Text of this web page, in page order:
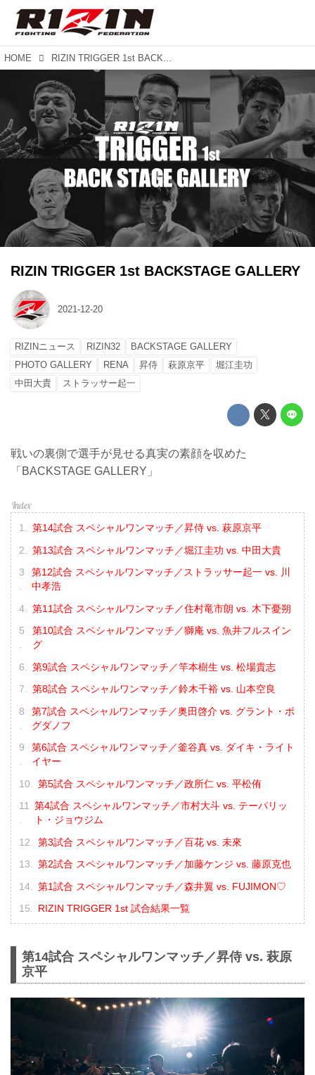
HOME RIZIN TRIGGER 1st BACKSTAGE GALLERY
RIZIN TRIGGER 1st BACKSTAGE GALLERY
2021-12-20
RIZINニュース RIZIN32
BACKSTAGE GALLERY
PHOTO GALLERY
RENA 昇侍 萩原京平
堀江圭功
中田大貴
ストラッサー起一
戦いの裏側で選手が見せる真実の素顔を収めた
「BACKSTAGE GALLERY」
第14試合 スペシャルワンマッチ／昇侍 vs. 萩原京平
第13試合 スペシャルワンマッチ／堀江圭功 vs. 中田大貴
第12試合 スペシャルワンマッチ／ストラッサー起一 vs. 川
中孝浩
第11試合 スペシャルワンマッチ／住村竜市朗 vs. 木下憂朔
第10試合 スペシャルワンマッチ／獅庵 vs. 魚井フルスイン
グ
第9試合 スペシャルワンマッチ／竿本樹生 vs. 松場貴志
第8試合 スペシャルワンマッチ／鈴木千裕 vs. 山本空良
第7試合 スペシャルワンマッチ／奥田啓介 vs. グラント・ボ
グダノフ
第6試合 スペシャルワンマッチ／釜谷真 vs. ダイキ・ライト
イヤー
第5試合 スペシャルワンマッチ／政所仁 vs. 平松侑
第4試合 スペシャルワンマッチ／市村大斗 vs. テーパリッ
ト・ジョウジム
第3試合 スペシャルワンマッチ／百花 vs. 未來
第2試合 スペシャルワンマッチ／加藤ケンジ vs. 藤原克也
第1試合 スペシャルワンマッチ／森井翼 vs. FUJIMON♡
RIZIN TRIGGER 1st 試合結果一覧
第14試合 スペシャルワンマッチ／昇侍 vs. 萩原
京平